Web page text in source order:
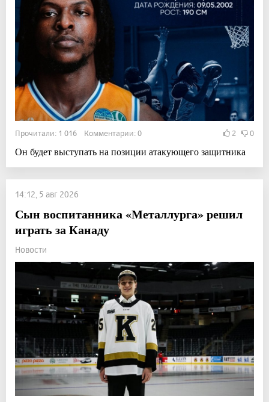
Прочитали: 1 016 Комментарии: 0 2 0
Он будет выступать на позиции атакующего защитника
14:12, 5 авг 2026
Сын воспитанника «Металлурга» решил
играть за Канаду
Новости